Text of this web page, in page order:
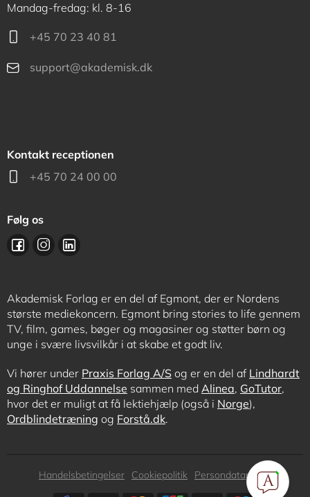
Mandag-fredag: kl. 8-16
+45 70 23 40 81
support@akademisk.dk
Kontakt receptionen
+45 70 24 00 00
Følg os
Akademisk Forlag er en del af Egmont, der er Nordens
største mediekoncern. Egmont bring stories to life gennem
TV, film, games, bøger og magasiner og støtter børn og
unge i svære livsvilkår i at skabe et godt liv.
Vi hører under Praxis Forlag A/S og er en del af Lindhardt
og Ringhof Uddannelse sammen med Alinea, GoTutor,
hvor det er muligt at få lektiehjælp (også i Norge),
Ordblindetræning og Forstå.dk.
Subfooter
Handelsbetingelser Cookiepolitik
Persondatapolitik